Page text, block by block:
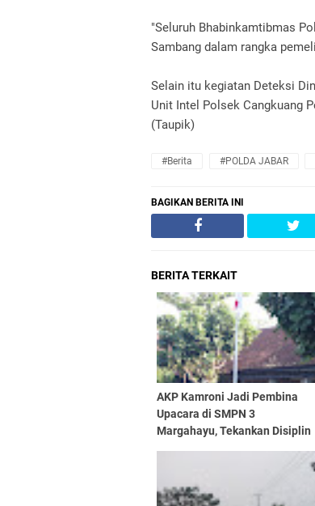
"Seluruh Bhabinkamtibmas
Sambang dalam rangka
Selain itu kegiatan Deteksi
Unit Intel Polsek Cangkuang
(Taupik)
#Berita #POLDA JABAR
BAGIKAN BERITA INI
BERITA TERKAIT
AKP Kamroni Jadi Pembina
Upacara di SMPN 3
Margahayu, Tekankan Disiplin